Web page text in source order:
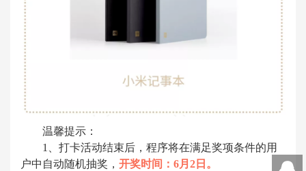
温馨提示：
1、打卡活动结束后，程序将在满足奖项条件的用
户中自动随机抽奖， 开奖时间：6月2日。